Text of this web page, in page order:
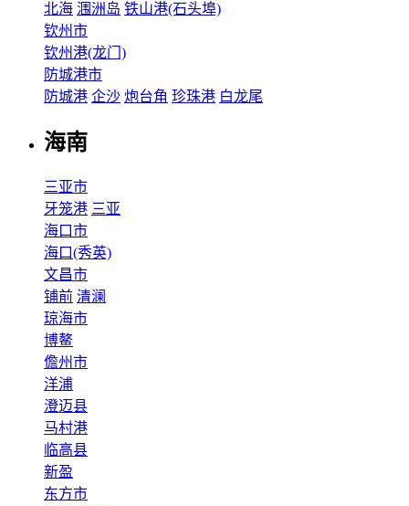
北海 涠洲岛 铁山港(石头埠)
钦州市
钦州港(龙门)
防城港市
防城港 企沙 炮台角 珍珠港 白龙尾
海南
三亚市
牙笼港 三亚
海口市
海口(秀英)
文昌市
铺前 清澜
琼海市
博鳌
儋州市
洋浦
澄迈县
马村港
临高县
新盈
东方市